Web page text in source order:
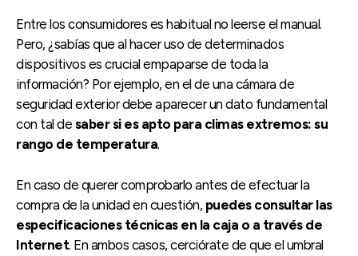
Entre los consumidores es habitual no leerse el manual.
Pero, ¿sabías que al hacer uso de determinados
dispositivos es crucial empaparse de toda la
información? Por ejemplo, en el de una cámara de
seguridad exterior debe aparecer un dato fundamental
con tal de saber si es apto para climas extremos: su
rango de temperatura.
En caso de querer comprobarlo antes de efectuar la
compra de la unidad en cuestión, puedes consultar las
especificaciones técnicas en la caja o a través de
Internet. En ambos casos, cerciórate de que el umbral